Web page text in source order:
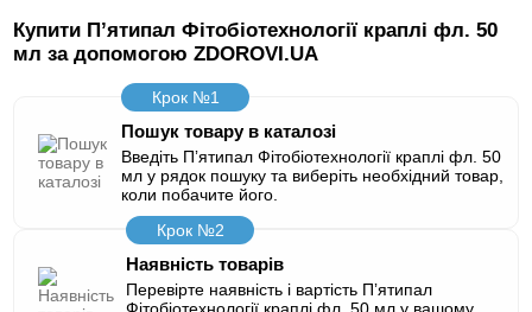
Купити Пʼятипал Фітобіотехнології краплі фл. 50
мл за допомогою ZDOROVI.UA
Крок №1
Пошук товару в каталозі
Введіть Пʼятипал Фітобіотехнології краплі фл. 50
мл у рядок пошуку та виберіть необхідний товар,
коли побачите його.
Крок №2
Наявність товарів
Перевірте наявність і вартість Пʼятипал